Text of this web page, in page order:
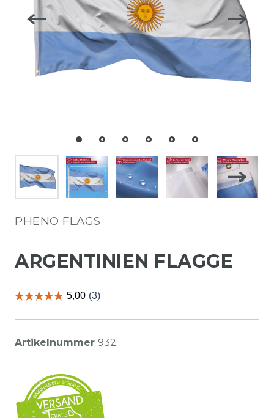
PHENO FLAGS
ARGENTINIEN FLAGGE
Artikelnummer 932